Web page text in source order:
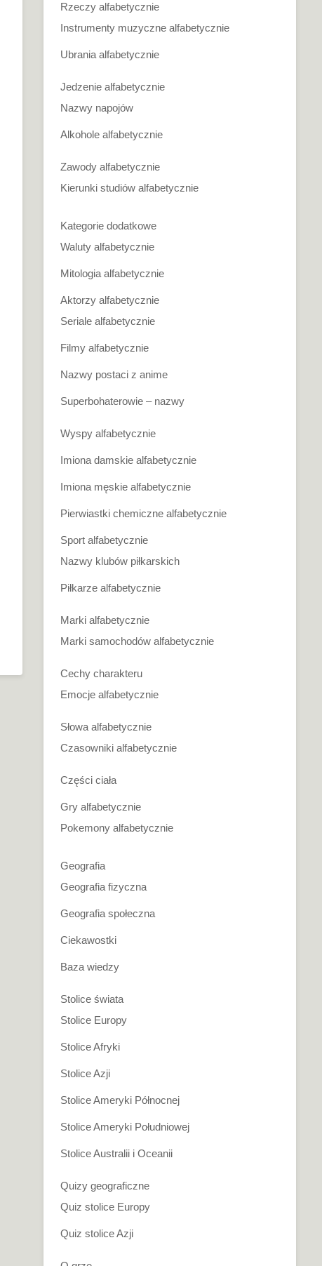
Rzeczy alfabetycznie
Instrumenty muzyczne alfabetycznie
Ubrania alfabetycznie
Jedzenie alfabetycznie
Nazwy napojów
Alkohole alfabetycznie
Zawody alfabetycznie
Kierunki studiów alfabetycznie
Kategorie dodatkowe
Waluty alfabetycznie
Mitologia alfabetycznie
Aktorzy alfabetycznie
Seriale alfabetycznie
Filmy alfabetycznie
Nazwy postaci z anime
Superbohaterowie – nazwy
Wyspy alfabetycznie
Imiona damskie alfabetycznie
Imiona męskie alfabetycznie
Pierwiastki chemiczne alfabetycznie
Sport alfabetycznie
Nazwy klubów piłkarskich
Piłkarze alfabetycznie
Marki alfabetycznie
Marki samochodów alfabetycznie
Cechy charakteru
Emocje alfabetycznie
Słowa alfabetycznie
Czasowniki alfabetycznie
Części ciała
Gry alfabetycznie
Pokemony alfabetycznie
Geografia
Geografia fizyczna
Geografia społeczna
Ciekawostki
Baza wiedzy
Stolice świata
Stolice Europy
Stolice Afryki
Stolice Azji
Stolice Ameryki Północnej
Stolice Ameryki Południowej
Stolice Australii i Oceanii
Quizy geograficzne
Quiz stolice Europy
Quiz stolice Azji